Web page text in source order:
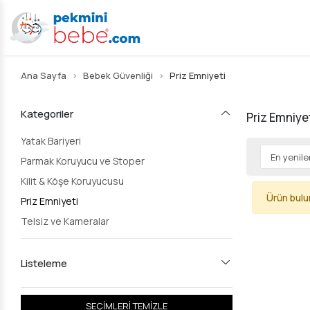
Ana Sayfa Bebek Güvenliği Priz Emniyeti
Kategoriler
Yatak Bariyeri
Parmak Koruyucu ve Stoper
Kilit & Köşe Koruyucusu
Priz Emniyeti
Telsiz ve Kameralar
Listeleme
SEÇİMLERİ TEMİZLE
Priz
Ürün